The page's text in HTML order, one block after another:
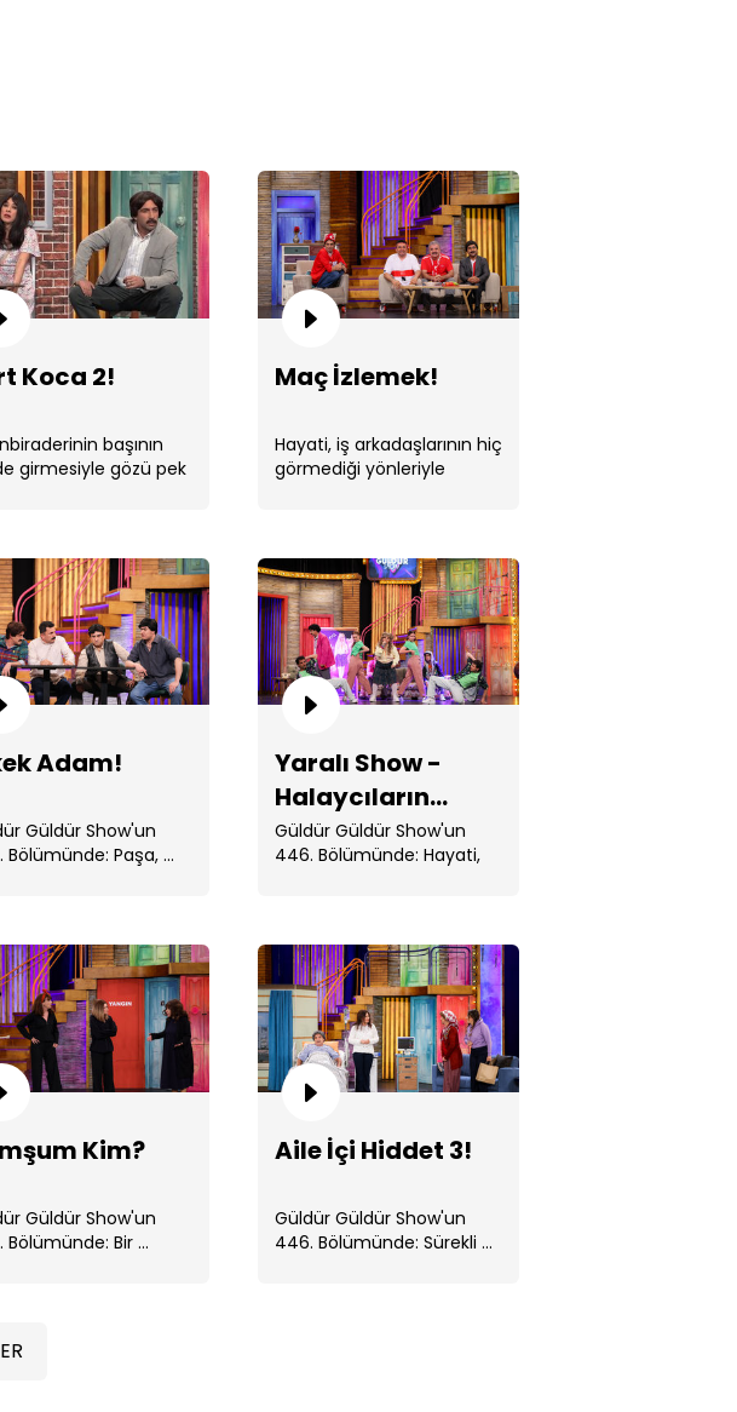
Çocuktan Al Dedikoduyu 3!
Yaralı Show - Halaycıların İsyanı!
Stand Up!
Koca 2!
başının
girmesiyle gözü pek
Maç İzlemek!
Hayati, iş arkadaşlarının hiç
görmediği yönleriyle
Adam!
Güldür Show'un
Bölümünde: Paşa, ...
Yaralı Show -
Halaycıların
İsyanı!
Güldür Güldür Show'un
446. Bölümünde: Hayati,
Kim?
Güldür Show'un
Bölümünde: Bir ...
Aile İçi Hiddet 3!
Güldür Güldür Show'un
446. Bölümünde: Sürekli ...